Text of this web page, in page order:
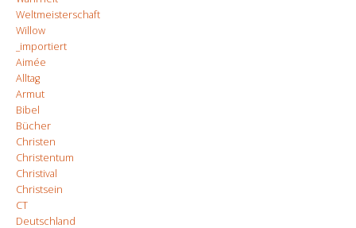
Weltmeisterschaft
Willow
_importiert
Aimée
Alltag
Armut
Bibel
Bücher
Christen
Christentum
Christival
Christsein
CT
Deutschland